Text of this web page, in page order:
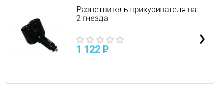
Разветвитель прикуривателя на
2 гнезда
1 122 P